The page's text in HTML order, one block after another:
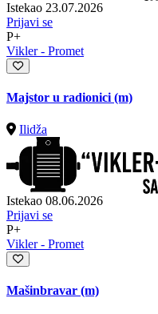
Istekao 23.07.2026
Prijavi se
P+
Vikler - Promet
Majstor u radionici (m)
Ilidža
Istekao 08.06.2026
Prijavi se
P+
Vikler - Promet
Mašinbravar (m)